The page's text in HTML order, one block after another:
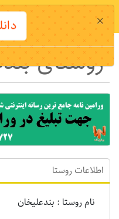
روستای
اطلاعات روستا
نام روستا : بندعلیخان
×